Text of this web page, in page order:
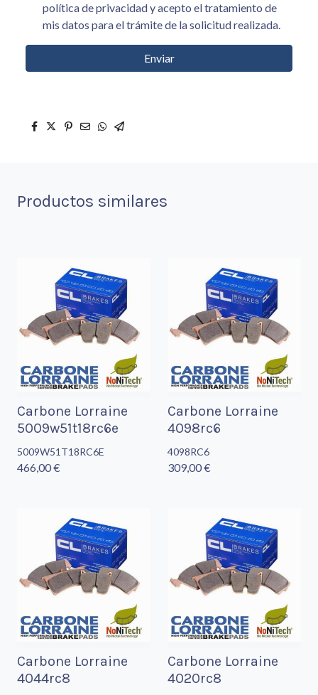
política de privacidad y acepto el tratamiento de
mis datos para el trámite de la solicitud realizada.
Enviar
Productos similares
Carbone Lorraine
5009w51t18rc6e
5009W51T18RC6E
466,00 €
Carbone Lorraine
4098rc6
4098RC6
309,00 €
Carbone Lorraine
4044rc8
Carbone Lorraine
4020rc8